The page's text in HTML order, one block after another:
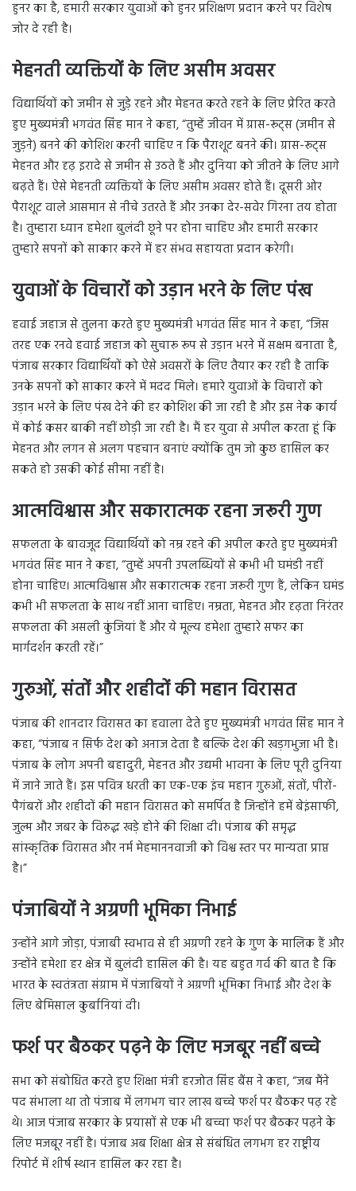
हुनर का है, हमारी सरकार युवाओं को हुनर प्रशिक्षण प्रदान करने पर विशेष
जोर दे रही है।
मेहनती व्यक्तियों के लिए असीम अवसर
विद्यार्थियों को जमीन से जुड़े रहने और मेहनत करते रहने के लिए प्रेरित करते
हुए मुख्यमंत्री भगवंत सिंह मान ने कहा, “तुम्हें जीवन में ग्रास-रूट्स (जमीन से
जुड़ने) बनने की कोशिश करनी चाहिए न कि पैराशूट बनने की। ग्रास-रूट्स
मेहनत और दृढ़ इरादे से जमीन से उठते हैं और दुनिया को जीतने के लिए आगे
बढ़ते हैं। ऐसे मेहनती व्यक्तियों के लिए असीम अवसर होते हैं। दूसरी ओर
पैराशूट वाले आसमान से नीचे उतरते हैं और उनका देर-सवेर गिरना तय होता
है। तुम्हारा ध्यान हमेशा बुलंदी छूने पर होना चाहिए और हमारी सरकार
तुम्हारे सपनों को साकार करने में हर संभव सहायता प्रदान करेगी।
युवाओं के विचारों को उड़ान भरने के लिए पंख
हवाई जहाज से तुलना करते हुए मुख्यमंत्री भगवंत सिंह मान ने कहा, “जिस
तरह एक रनवे हवाई जहाज को सुचारू रूप से उड़ान भरने में सक्षम बनाता है,
पंजाब सरकार विद्यार्थियों को ऐसे अवसरों के लिए तैयार कर रही है ताकि
उनके सपनों को साकार करने में मदद मिले। हमारे युवाओं के विचारों को
उड़ान भरने के लिए पंख देने की हर कोशिश की जा रही है और इस नेक कार्य
में कोई कसर बाकी नहीं छोड़ी जा रही है। मैं हर युवा से अपील करता हूं कि
मेहनत और लगन से अलग पहचान बनाएं क्योंकि तुम जो कुछ हासिल कर
सकते हो उसकी कोई सीमा नहीं है।
आत्मविश्वास और सकारात्मक रहना जरूरी गुण
सफलता के बावजूद विद्यार्थियों को नम्र रहने की अपील करते हुए मुख्यमंत्री
भगवंत सिंह मान ने कहा, “तुम्हें अपनी उपलब्धियों से कभी भी घमंडी नहीं
होना चाहिए। आत्मविश्वास और सकारात्मक रहना जरूरी गुण हैं, लेकिन घमंड
कभी भी सफलता के साथ नहीं आना चाहिए। नम्रता, मेहनत और दृढ़ता निरंतर
सफलता की असली कुंजियां हैं और ये मूल्य हमेशा तुम्हारे सफर का
मार्गदर्शन करती रहें।”
गुरुओं, संतों और शहीदों की महान विरासत
पंजाब की शानदार विरासत का हवाला देते हुए मुख्यमंत्री भगवंत सिंह मान ने
कहा, “पंजाब न सिर्फ देश को अनाज देता है बल्कि देश की खड़गभुजा भी है।
पंजाब के लोग अपनी बहादुरी, मेहनत और उद्यमी भावना के लिए पूरी दुनिया
में जाने जाते हैं। इस पवित्र धरती का एक-एक इंच महान गुरुओं, संतों, पीरों-
पैगंबरों और शहीदों की महान विरासत को समर्पित है जिन्होंने हमें बेइंसाफी,
जुल्म और जबर के विरुद्ध खड़े होने की शिक्षा दी। पंजाब की समृद्ध
सांस्कृतिक विरासत और नर्म मेहमाननवाजी को विश्व स्तर पर मान्यता प्राप्त
है।”
पंजाबियों ने अग्रणी भूमिका निभाई
उन्होंने आगे जोड़ा, पंजाबी स्वभाव से ही अग्रणी रहने के गुण के मालिक हैं और
उन्होंने हमेशा हर क्षेत्र में बुलंदी हासिल की है। यह बहुत गर्व की बात है कि
भारत के स्वतंत्रता संग्राम में पंजाबियों ने अग्रणी भूमिका निभाई और देश के
लिए बेमिसाल कुर्बानियां दी।
फर्श पर बैठकर पढ़ने के लिए मजबूर नहीं बच्चे
सभा को संबोधित करते हुए शिक्षा मंत्री हरजोत सिंह बैंस ने कहा, “जब मैंने
पद संभाला था तो पंजाब में लगभग चार लाख बच्चे फर्श पर बैठकर पढ़ रहे
थे। आज पंजाब सरकार के प्रयासों से एक भी बच्चा फर्श पर बैठकर पढ़ने के
लिए मजबूर नहीं है। पंजाब अब शिक्षा क्षेत्र से संबंधित लगभग हर राष्ट्रीय
रिपोर्ट में शीर्ष स्थान हासिल कर रहा है।